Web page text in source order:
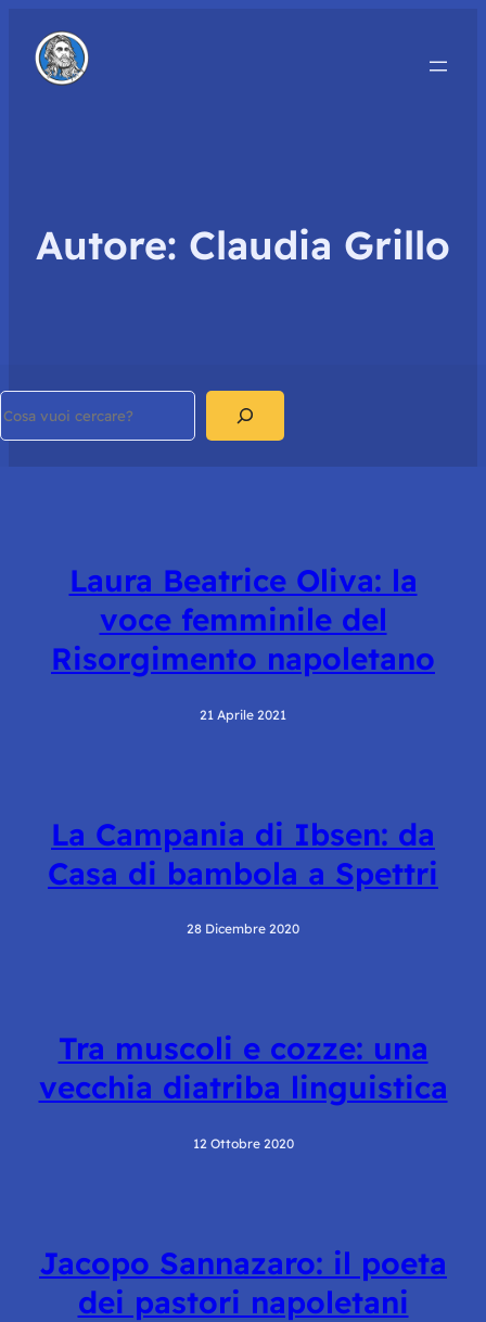
Autore: Claudia Grillo
Laura Beatrice Oliva: la
voce femminile del
Risorgimento napoletano
21 Aprile 2021
La Campania di Ibsen: da
Casa di bambola a Spettri
28 Dicembre 2020
Tra muscoli e cozze: una
vecchia diatriba linguistica
12 Ottobre 2020
Jacopo Sannazaro: il poeta
dei pastori napoletani